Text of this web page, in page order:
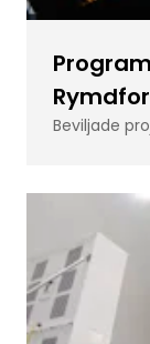
Beviljade